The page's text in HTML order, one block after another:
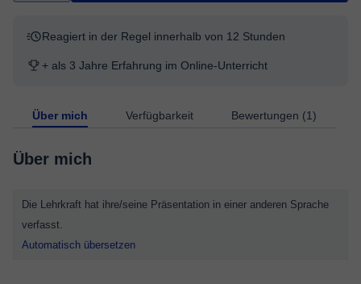
Reagiert in der Regel innerhalb von 12 Stunden
+ als 3 Jahre Erfahrung im Online-Unterricht
Über mich Verfügbarkeit Bewertungen (1)
Über mich
Die Lehrkraft hat ihre/seine Präsentation in einer anderen Sprache
verfasst.
Automatisch übersetzen